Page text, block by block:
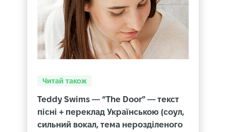
Читай також
Teddy Swims — “The Door” — текст
пісні + переклад Українською (соул,
сильний вокал, тема нерозділеного